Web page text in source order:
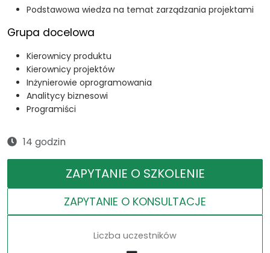
Podstawowa wiedza na temat zarządzania projektami
Grupa docelowa
Kierownicy produktu
Kierownicy projektów
Inżynierowie oprogramowania
Analitycy biznesowi
Programiści
14 godzin
ZAPYTANIE O SZKOLENIE
ZAPYTANIE O KONSULTACJE
Liczba uczestników